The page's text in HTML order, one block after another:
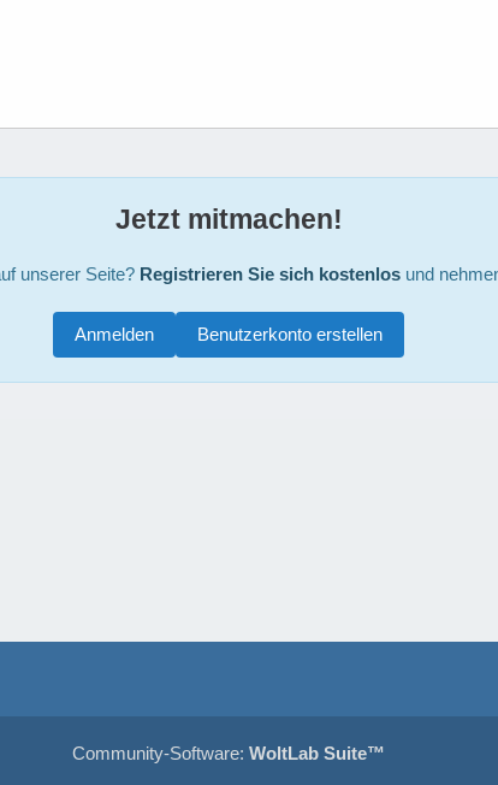
Jetzt mitmachen!
unserer Seite? Registrieren Sie sich kostenlosund
Benutzerkonto erstellen
Anmelden
Community-Software: WoltLab Suite™